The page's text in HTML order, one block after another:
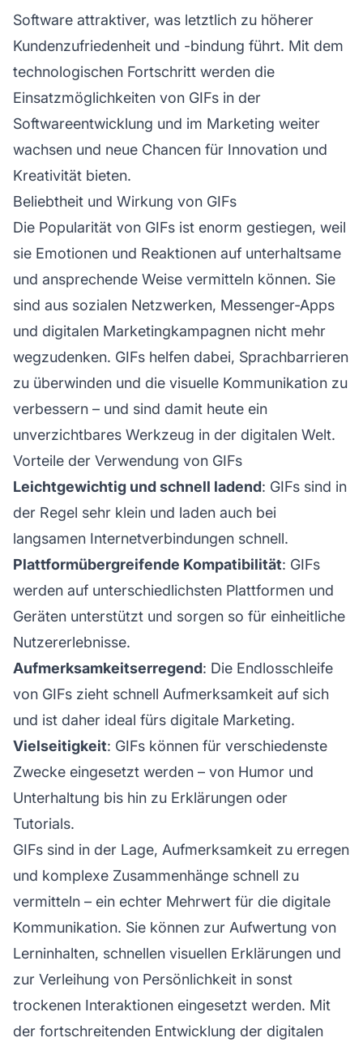
Software attraktiver, was letztlich zu höherer
Kundenzufriedenheit und -bindung führt. Mit dem
technologischen Fortschritt werden die
Einsatzmöglichkeiten von GIFs in der
Softwareentwicklung und im Marketing weiter
wachsen und neue Chancen für Innovation und
Kreativität bieten.
Beliebtheit und Wirkung von GIFs
Die Popularität von GIFs ist enorm gestiegen, weil
sie Emotionen und Reaktionen auf unterhaltsame
und ansprechende Weise vermitteln können. Sie
sind aus sozialen Netzwerken, Messenger-Apps
und digitalen Marketingkampagnen nicht mehr
wegzudenken. GIFs helfen dabei, Sprachbarrieren
zu überwinden und die visuelle Kommunikation zu
verbessern – und sind damit heute ein
unverzichtbares Werkzeug in der digitalen Welt.
Vorteile der Verwendung von GIFs
Leichtgewichtig und schnell ladend: GIFs sind in
der Regel sehr klein und laden auch bei
langsamen Internetverbindungen schnell.
Plattformübergreifende Kompatibilität: GIFs
werden auf unterschiedlichsten Plattformen und
Geräten unterstützt und sorgen so für einheitliche
Nutzererlebnisse.
Aufmerksamkeitserregend: Die Endlosschleife
von GIFs zieht schnell Aufmerksamkeit auf sich
und ist daher ideal fürs digitale Marketing.
Vielseitigkeit: GIFs können für verschiedenste
Zwecke eingesetzt werden – von Humor und
Unterhaltung bis hin zu Erklärungen oder
Tutorials.
GIFs sind in der Lage, Aufmerksamkeit zu erregen
und komplexe Zusammenhänge schnell zu
vermitteln – ein echter Mehrwert für die digitale
Kommunikation. Sie können zur Aufwertung von
Lerninhalten, schnellen visuellen Erklärungen und
zur Verleihung von Persönlichkeit in sonst
trockenen Interaktionen eingesetzt werden. Mit
der fortschreitenden Entwicklung der digitalen